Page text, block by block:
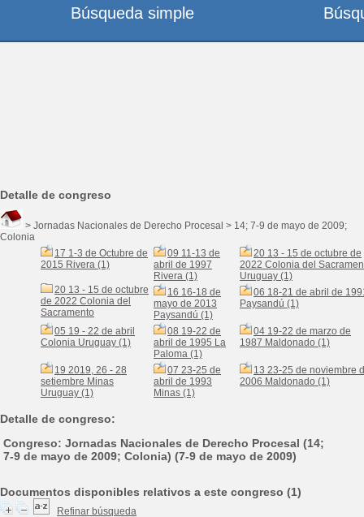
Detalle de congreso
> Jornadas Nacionales de Derecho Procesal > 14; 7-9 de mayo de 2009;
Colonia
17 1-3 de Octubre de
2015 Rivera (1)
09 11-13 de
abril de 1997
Rivera (1)
20 13 - 15 de octubre de
2022 Colonia del
Uruguay (1)
20 13 - 15 de octubre
de 2022 Colonia del
Sacramento
16 16-18 de
mayo de 2013
Paysandú (1)
06 18-21 de abril de
Paysandú (1)
05 19 - 22 de abril
Colonia Uruguay (1)
08 19-22 de
abril de 1995 La
Paloma (1)
04 19-22 de marzo de
1987 Maldonado (1)
19 2019, 26 - 28
setiembre Minas
Uruguay (1)
07 23-25 de
abril de 1993
Minas (1)
13 23-25 de noviembre
2006 Maldonado (1)
Detalle de congreso:
Congreso: Jornadas Nacionales de Derecho Procesal (14;
7-9 de mayo de 2009; Colonia) (7-9 de mayo de 2009)
Documentos disponibles relativos a este congreso (1)
Refinar búsqueda
Búsqueda simple